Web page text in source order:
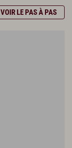
VOIR LE PAS À PAS